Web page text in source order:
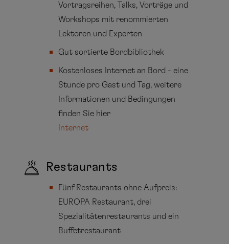
Vortragsreihen, Talks, Vorträge und
Workshops mit renommierten
Lektoren und Experten
Gut sortierte Bordbibliothek
Kostenloses Internet an Bord - eine
Stunde pro Gast und Tag, weitere
Informationen und Bedingungen
finden Sie hier
Internet
Restaurants
Fünf Restaurants ohne Aufpreis:
EUROPA Restaurant, drei
Spezialitätenrestaurants und ein
Buffetrestaurant